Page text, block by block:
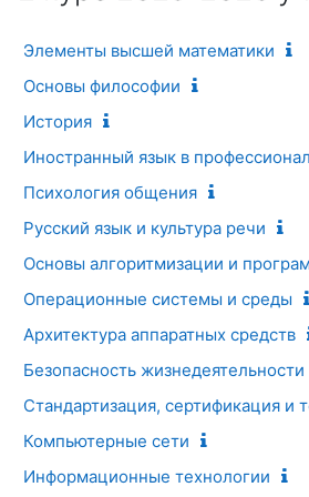
Элементы высшей математики
Основы философии
История
Иностранный язык в
Психология общения
Русский язык и культура речи
Основы алгоритмизации и
Операционные системы и среды
Архитектура аппаратных средств
Безопасность жизнедеятельности
Стандартизация, сертификация и
Компьютерные сети
Информационные технологии